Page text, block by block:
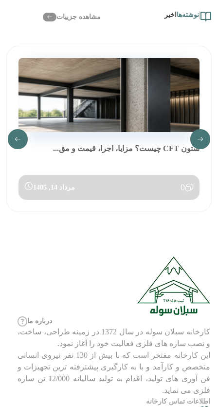
نوشته‌ها اخیر مشاهده جزییات
ستون CFT چیست؟ مزایا، اجرا، قیمت و مق...
0 مرداد 14, 1405
درباره ما
کارخانه سبلان سوله در سال 1372 در زمینه طراحی، ساخت،
و نصب سازه های فلزی فعالیت خود را آغاز نمود.
این کارخانه مفتخر است که با بیش از 130 نفر نیروی انسانی
متخصص و کارآمد و با به کارگیری پیشترفته ترین تجهیزات و
فن آوری های تولید، اقدام به تولید سالیانه 12/000 تن سازه
فلزی می نماید.
اطلاعات تماس کارخانه